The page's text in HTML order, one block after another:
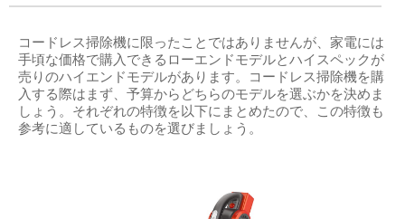
コードレス掃除機に限ったことではありませんが、家電には
手頃な価格で購入できるローエンドモデルとハイスペックが
売りのハイエンドモデルがあります。コードレス掃除機を購
入する際はまず、予算からどちらのモデルを選ぶかを決めま
しょう。それぞれの特徴を以下にまとめたので、この特徴も
参考に適しているものを選びましょう。